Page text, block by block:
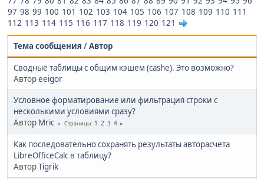
97 98 99 100 101 102 103 104 105 106 107 108 109 110 111
112 113 114 115 116 117 118 119 120 121
Тема сообщения /Автор
Сводные таблицы с общим кэшем (cashe). Это возможно?
Авторeeigor
Условное форматирование или фильтрация строки с
несколькими условиями сразу?
Автор Mric Страницы 1 2 3 4
Как последовательно сохранять результаты авторасчета
LibreOfficeCalc в таблицу?
АвторTigrik